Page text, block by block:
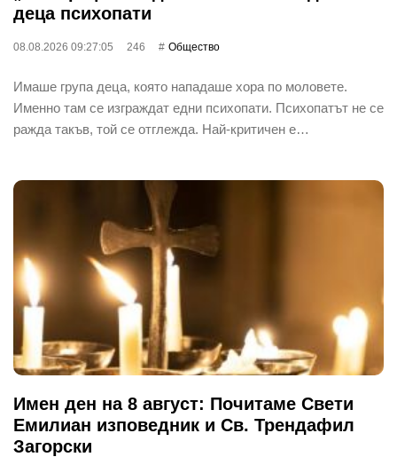
деца психопати
08.08.2026 09:27:05 246 Общество
Имаше група деца, която нападаше хора по моловете.
Именно там се изграждат едни психопати. Психопатът не се
ражда такъв, той се отглежда. Най-критичен е…
Имен ден на 8 август: Почитаме Свети
Емилиан изповедник и Св. Трендафил
Загорски